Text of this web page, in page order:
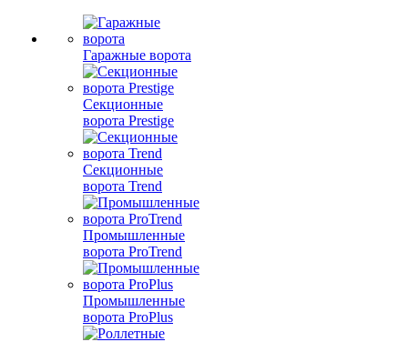
Гаражные ворота
Секционные
ворота Prestige
Секционные
ворота Trend
Промышленные
ворота ProTrend
Промышленные
ворота ProPlus